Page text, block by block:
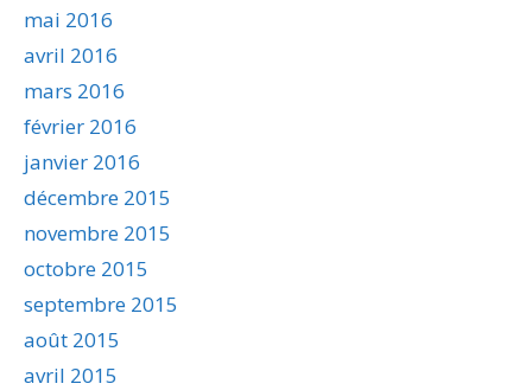
mai 2016
avril 2016
mars 2016
février 2016
janvier 2016
décembre 2015
novembre 2015
octobre 2015
septembre 2015
août 2015
avril 2015